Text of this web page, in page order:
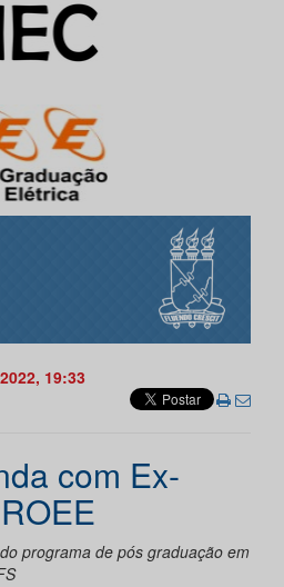
19:33
com Ex-
programa de pós graduação em